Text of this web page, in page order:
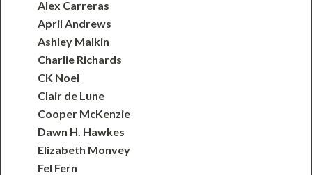
Alex Carreras
April Andrews
Ashley Malkin
Charlie Richards
CK Noel
Clair de Lune
Cooper McKenzie
Dawn H. Hawkes
Elizabeth Monvey
Fel Fern